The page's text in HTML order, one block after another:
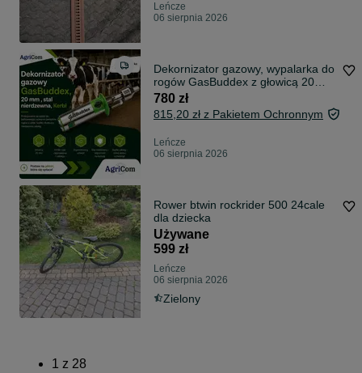
Leńcze
06 sierpnia 2026
Dekornizator gazowy, wypalarka do
rogów GasBuddex z głowicą 20
mm
780 zł
815,20 zł z Pakietem Ochronnym
Leńcze
06 sierpnia 2026
Rower btwin rockrider 500 24cale
dla dziecka
Używane
599 zł
Leńcze
06 sierpnia 2026
Zielony
1 z 28